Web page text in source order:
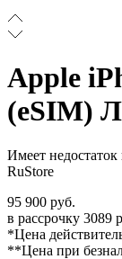
Apple
(eSIM)
Имеет
RuStore
95 900 руб.
в рассрочку 3089
*Цена
**Цена при